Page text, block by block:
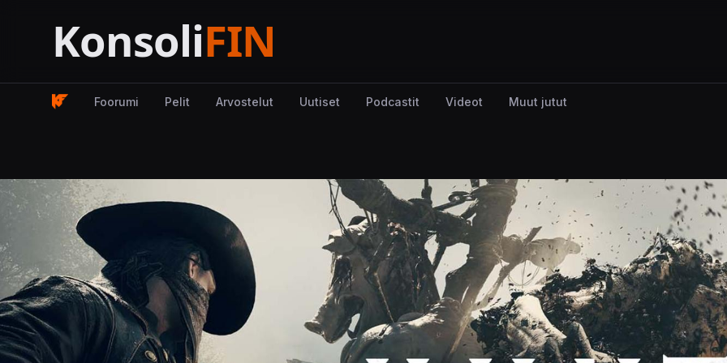
Foorumi Pelit Arvostelut Uutiset Podcastit Videot Muut jutut